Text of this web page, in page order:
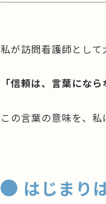
私が訪問看護師とし
「信頼は、言葉にな
この言葉の意味を、
はじまり